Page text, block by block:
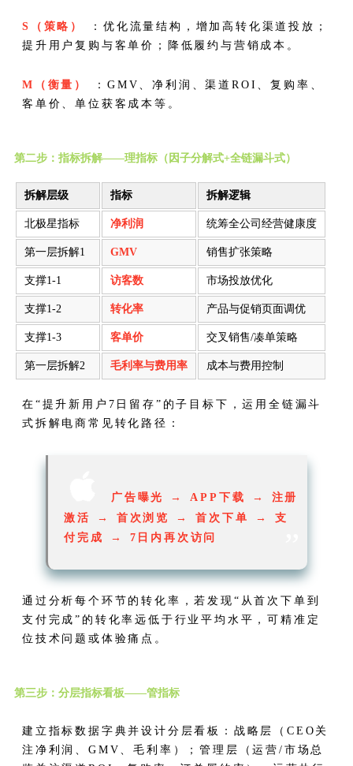
S（策略）
：优化流量结构，增加高转化渠道投放；
提升用户复购与客单价；降低履约与营销成本。
M（衡量）
：GMV、净利润、渠道ROI、复购率、
客单价、单位获客成本等。
第二步：指标拆解——理指标（因子分解式+全链漏斗式）
拆解层级 指标 拆解逻辑
北极星指标 净利润 统筹全公司经营健康度
第一层拆解1 GMV 销售扩张策略
支撑1-1 访客数 市场投放优化
支撑1-2 转化率 产品与促销页面调优
支撑1-3 客单价 交叉销售/凑单策略
第一层拆解2 毛利率与费用率 成本与费用控制
在“提升新用户7日留存”的子目标下，运用全链漏斗
式拆解电商常见转化路径：
广告曝光 → APP下载 → 注册
激活 → 首次浏览 → 首次下单 → 支
付完成 → 7日内再次访问
通过分析每个环节的转化率，若发现“从首次下单到
支付完成”的转化率远低于行业平均水平，可精准定
位技术问题或体验痛点。
第三步：分层指标看板——管指标
建立指标数据字典并设计分层看板：战略层（CEO关
注净利润、GMV、毛利率）；管理层（运营/市场总